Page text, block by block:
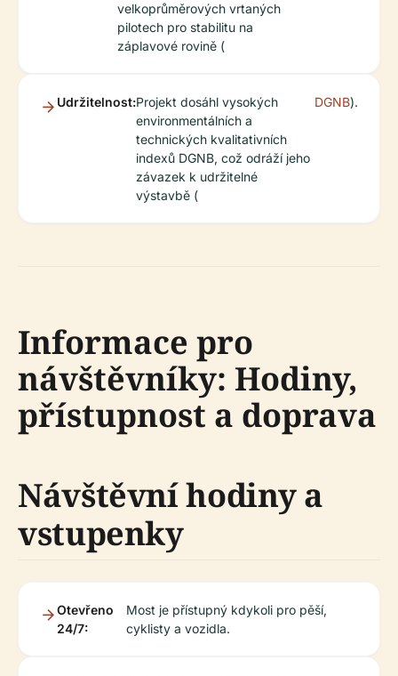
velkoprůměrových vrtaných
pilotech pro stabilitu na
záplavové rovině (
Udržitelnost:Projekt dosáhl vysokých
environmentálních a
technických kvalitativních
indexů DGNB, což odráží jeho
závazek k udržitelné
výstavbě (
DGNB).
Informace pro
návštěvníky: Hodiny,
přístupnost a doprava
Návštěvní hodiny a
vstupenky
Otevřeno
24/7:
Most je přístupný kdykoli pro pěší,
cyklisty a vozidla.